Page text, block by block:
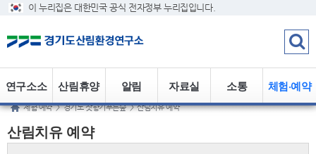
이 누리집은 대한민국 공식 전자정부 누리집입니다.
체험·예약
소통
자료실
알림
산림휴양
연구소소
체험·예약 > 경기도 잣향기푸른숲 > 산림치유 예약
산림치유 예약